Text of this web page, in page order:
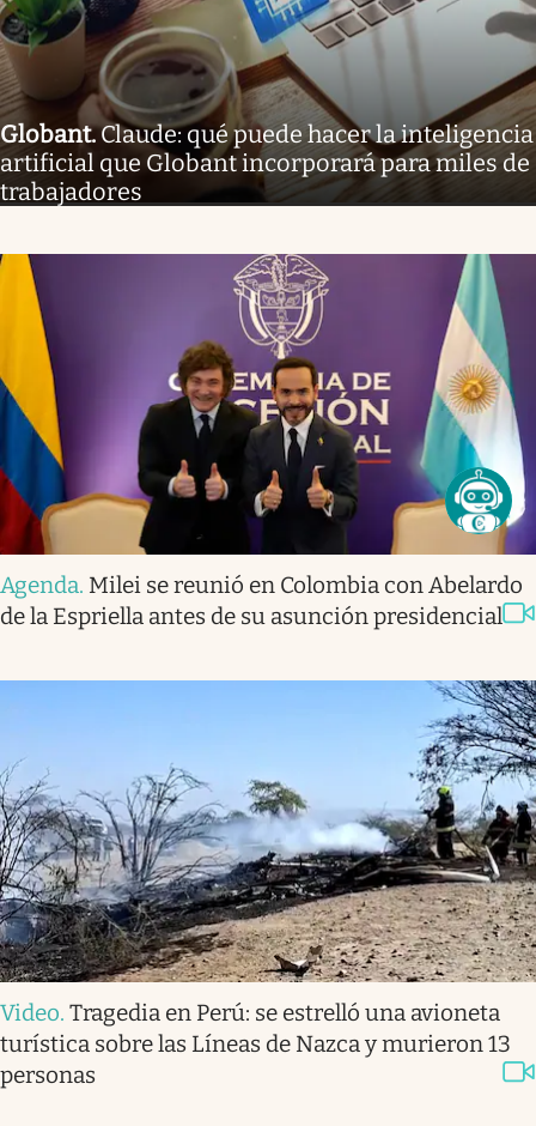
Globant.Claude: qué puede hacer la inteligencia
artificial que Globant incorporará para miles de
trabajadores
Agenda. Milei se reunió en Colombia con Abelardo
de la Espriella antes de su asunción presidencial
Video. Tragedia en Perú: se estrelló una avioneta
turística sobre las Líneas de Nazca y murieron 13
personas